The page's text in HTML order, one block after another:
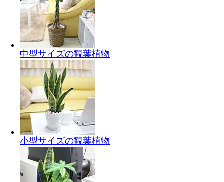
中型サイズの観葉植物
小型サイズの観葉植物